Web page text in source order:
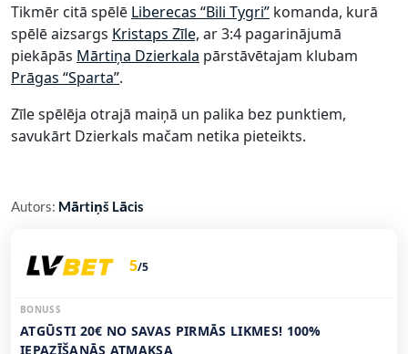
Tikmēr citā spēlē Liberecas “Bili Tygri” komanda, kurā
spēlē aizsargs Kristaps Zīle, ar 3:4 pagarinājumā
piekāpās Mārtiņa Dzierkala pārstāvētajam klubam
Prāgas “Sparta”.
Zīle spēlēja otrajā maiņā un palika bez punktiem,
savukārt Dzierkals mačam netika pieteikts.
Autors: Mārtiņš Lācis
5/5
BONUSS
ATGŪSTI 20€ NO SAVAS PIRMĀS LIKMES! 100%
IEPAZĪŠANĀS ATMAKSA